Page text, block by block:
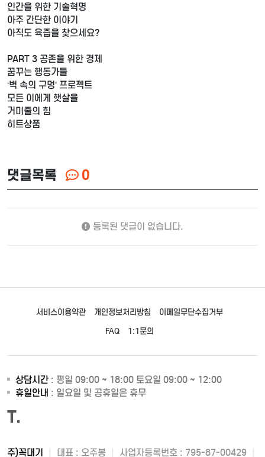
인간을 위한 기술혁명
아주 간단한 이야기
아직도 육즙을 찾으세요?
PART 3 공존을 위한 경제
꿈꾸는 행동가들
‘벽 속의 구멍’ 프로젝트
모든 이에게 햇살을
거미줄의 힘
히트상품
댓글목록 0
등록된 댓글이 없습니다.
서비스이용약관 개인정보처리방침
이메일무단수집거부
FAQ
1:1문의
상담시간: 평일 09:00 ~ 18:00 토요일 09:00 ~ 12:00
휴일안내 : 일요일 및 공휴일은 휴무
T.
주)꼭대기 대표 : 오주봉 사업자등록번호 : 795-87-00429